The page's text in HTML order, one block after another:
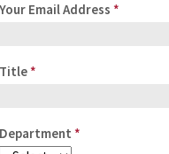
Your Email Address *
Title *
Department *